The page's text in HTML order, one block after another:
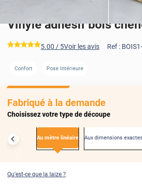
Vinyle adhésif bois
*****
5.00 / 5Voir les avis Ref :
Confort Pose Intérieure
Fabriqué à la demande
Choisissez votre type de découpe
Au mètre linéaire Aux dimensions exactes
Qu'est-ce que la laize ?